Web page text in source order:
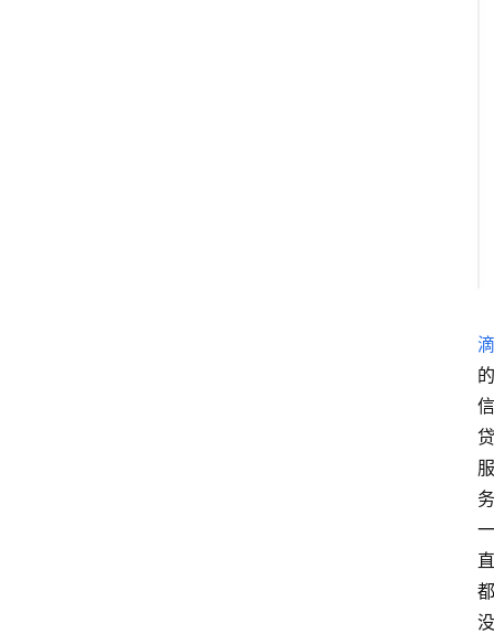
滴
的
信
贷
服
务
一
直
都
没